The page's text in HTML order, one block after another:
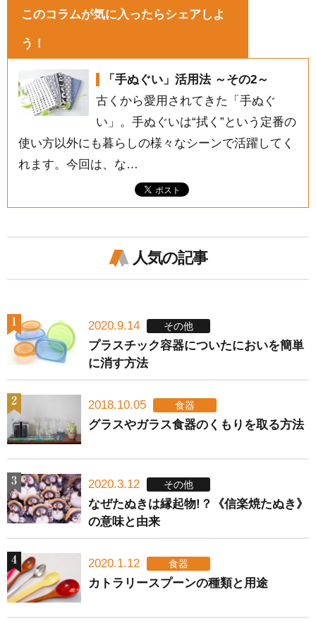
このコラムが気に入ったらシェアしよ
う！
「手ぬぐい」活用法 ～その2～
古くから愛用されてきた「手ぬぐ
い」。手ぬぐいは“拭く”という定番の
使い方以外にも暮らしの様々なシーンで活躍してく
れます。今回は、な…
人気の記事
2020.9.14 その他
プラスチック容器についたにおいを簡単
に消す方法
2018.10.05 食器
グラスやガラス食器のくもりを取る方法
2020.3.12 その他
なぜたぬきは縁起物!？《信楽焼たぬき》
の意味と由来
2020.1.12 食器
カトラリースプーンの種類と用途